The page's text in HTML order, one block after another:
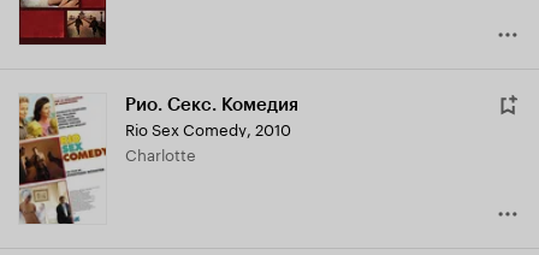
Рио. Секс. Комедия
Rio Sex Comedy, 2010
Charlotte